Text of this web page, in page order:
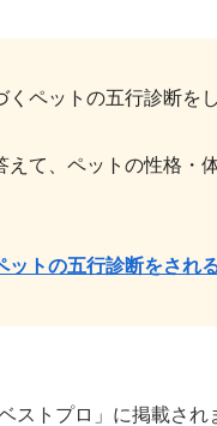
くペットの五行診断を
えて、ペットの性格・
トの五行診断をされ
ストプロ」に掲載され